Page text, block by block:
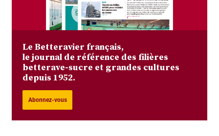
Le Betteravier français,
le journal de référence des filières
betterave-sucre et grandes cultures
depuis 1952.
Abonnez-vous